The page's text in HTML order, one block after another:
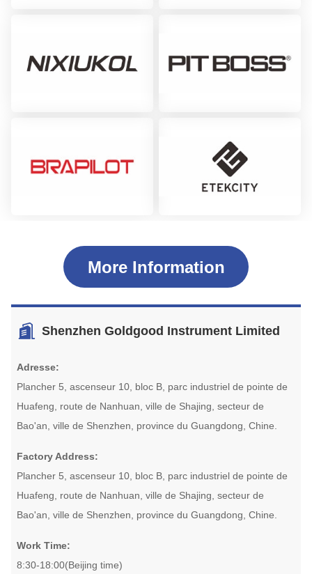
More Information
Shenzhen Goldgood Instrument Limited
Adresse:
Plancher 5, ascenseur 10, bloc B, parc industriel de pointe de
Huafeng, route de Nanhuan, ville de Shajing, secteur de
Bao'an, ville de Shenzhen, province du Guangdong, Chine.
Factory Address:
Plancher 5, ascenseur 10, bloc B, parc industriel de pointe de
Huafeng, route de Nanhuan, ville de Shajing, secteur de
Bao'an, ville de Shenzhen, province du Guangdong, Chine.
Work Time:
8:30-18:00(Beijing time)